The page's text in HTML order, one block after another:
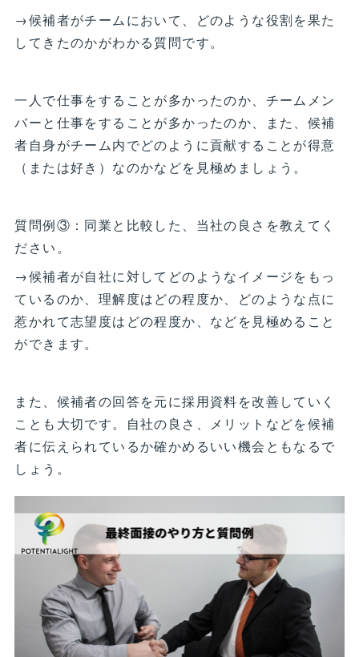
→候補者がチームにおいて、どのような役割を果た
してきたのかがわかる質問です。
一人で仕事をすることが多かったのか、チームメン
バーと仕事をすることが多かったのか、また、候補
者自身がチーム内でどのように貢献することが得意
（または好き）なのかなどを見極めましょう。
質問例③：同業と比較した、当社の良さを教えてく
ださい。
→候補者が自社に対してどのようなイメージをもっ
ているのか、理解度はどの程度か、どのような点に
惹かれて志望度はどの程度か、などを見極めること
ができます。
また、候補者の回答を元に採用資料を改善していく
ことも大切です。自社の良さ、メリットなどを候補
者に伝えられているか確かめるいい機会ともなるで
しょう。